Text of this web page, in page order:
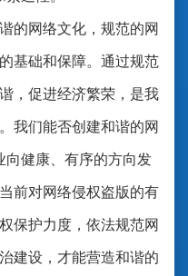
的网络文化，规范的网
基础和保障。通过规范
，促进经济繁荣，是我
我们能否创建和谐的网
向健康、有序的方向发
前对网络侵权盗版的有
保护力度，依法规范网
建设，才能营造和谐的